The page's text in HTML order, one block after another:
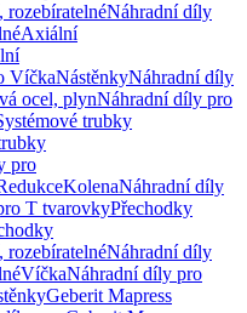
rozebíratelnéNáhradní díly
Axiální
VíčkaNástěnkyNáhradní díly
ocel, plynNáhradní díly pro
trubky
pro
KolenaNáhradní díly
T tvarovkyPřechodky
rozebíratelnéNáhradní díly
VíčkaNáhradní díly pro
Geberit Mapress